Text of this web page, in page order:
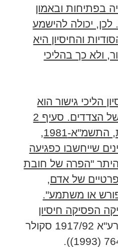
בפתיחות ובאמון
לכן, יכולה להישמע
והחיסיון היא
ולא כך בהליכי
הליכי גישור הוא
הפגיעה בפרטיותם של הצדדים. סעיף 2
לחוק הגנת הפרטיות, התשמ"א-1981,
שייחשבו כפגיעה
היתר "הפרה של חובת
של אדם,
או משתמע".
הפסיקה חיסיון
(רע"א 1917/92 סקולר